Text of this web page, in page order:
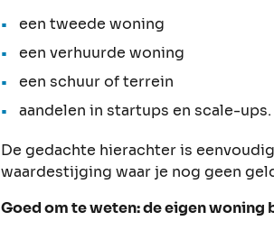
een tweede woning
een verhuurde woning
een schuur of terrein
aandelen in startups en scale-ups.
De gedachte hierachter is
waardestijging waar je nog geen
Goed om te weten: de eigen woning